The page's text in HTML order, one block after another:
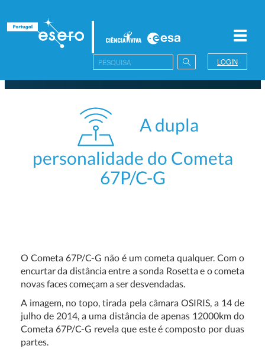
LOGIN
A dupla
personalidade do Cometa
67P/C-G
O Cometa 67P/C-G não é um cometa qualquer. Com o
encurtar da distância entre a sonda Rosetta e o cometa
novas faces começam a ser desvendadas.
A imagem, no topo, tirada pela câmara OSIRIS, a 14 de
julho de 2014, a uma distância de apenas 12000km do
Cometa 67P/C-G revela que este é composto por duas
partes.